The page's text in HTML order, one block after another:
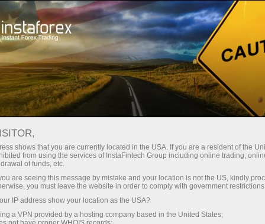
กับ InstaForex คุณจะได้รับเงื่อนไขที่
สูงสุด 1:5000 สเปรดและค่า
คอมมิชชั่นที่ดีที่สุดในตลาด รวมถึง
เงื่อนไขที่เหมาะสมสำหรับการเทรด
สเปรดต่ำมาก — กำไรสูง
โบนัส 30%
สำหรับทุกการฝาก
ความเร็ว
shows that you are currently located in the USA. If you are a resident of the
from using the services of InstaFintech Group including online trading,
of funds, etc.
are seeing this message by mistake and your location is not the US, kindly
you must leave the website in order to comply with government
IP address show your location as the USA?
a VPN provided by a hosting company based in the United States;